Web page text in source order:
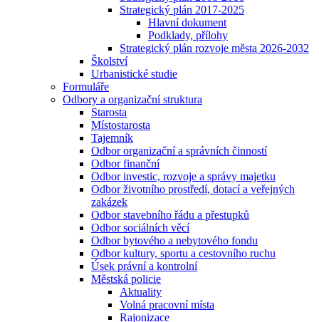
Strategický plán 2017-2025
Hlavní dokument
Podklady, přílohy
Strategický plán rozvoje města 2026-2032
Školství
Urbanistické studie
Formuláře
Odbory a organizační struktura
Starosta
Místostarosta
Tajemník
Odbor organizační a správních činností
Odbor finanční
Odbor investic, rozvoje a správy majetku
Odbor životního prostředí, dotací a veřejných
zakázek
Odbor stavebního řádu a přestupků
Odbor sociálních věcí
Odbor bytového a nebytového fondu
Odbor kultury, sportu a cestovního ruchu
Úsek právní a kontrolní
Městská policie
Aktuality
Volná pracovní místa
Rajonizace